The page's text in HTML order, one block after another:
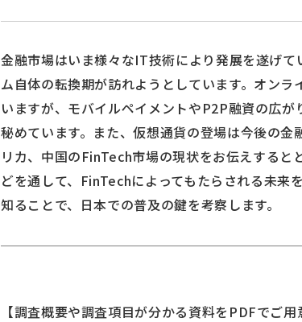
金融市場はいま様々なIT技術により発展を遂げ
ム自体の転換期が訪れようとしています。オン
いますが、モバイルペイメントやP2P融資の広
秘めています。また、仮想通貨の登場は今後の
リカ、中国のFinTech市場の現状をお伝えする
どを通して、FinTechによってもたらされる未来
知ることで、日本での普及の鍵を考察します。
【調査概要や調査項目が分かる資料をPDFでご